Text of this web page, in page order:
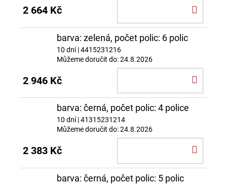
2 664 Kč
barva: zelená, počet polic: 6 polic
10 dní| 4415231216
Můžeme doručit do:24.8.2026
2 946 Kč
barva: černá, počet polic: 4 police
10 dní| 41315231214
Můžeme doručit do:24.8.2026
2 383 Kč
barva: černá, počet polic: 5 polic